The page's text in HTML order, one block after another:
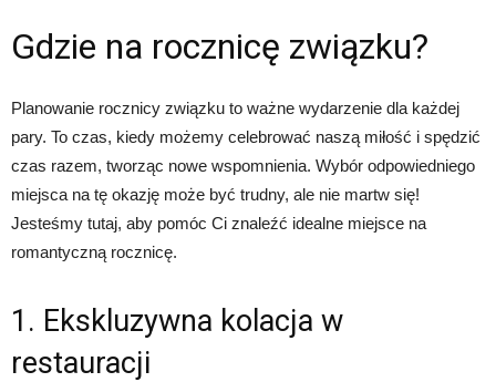
Gdzie na rocznicę związku?
Planowanie rocznicy związku to ważne wydarzenie dla każdej
pary. To czas, kiedy możemy celebrować naszą miłość i spędzić
czas razem, tworząc nowe wspomnienia. Wybór odpowiedniego
miejsca na tę okazję może być trudny, ale nie martw się!
Jesteśmy tutaj, aby pomóc Ci znaleźć idealne miejsce na
romantyczną rocznicę.
1. Ekskluzywna kolacja w
restauracji